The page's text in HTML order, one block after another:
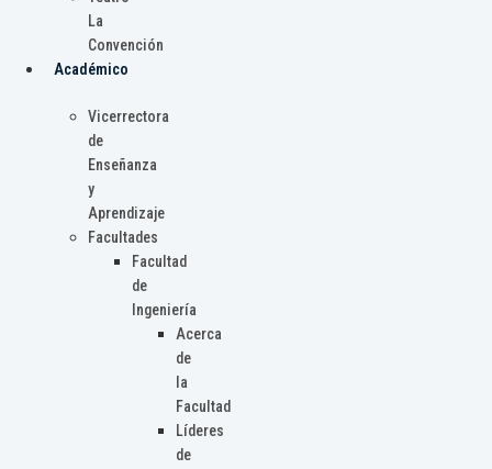
La
Convención
Académico
Vicerrectora
de
Enseñanza
y
Aprendizaje
Facultades
Facultad
de
Ingeniería
Acerca
de
la
Facultad
Líderes
de